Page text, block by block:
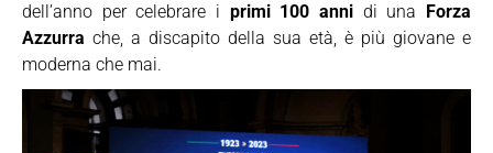
dell’anno per celebrare i primi 100 anni di una Forza
Azzurra che, a discapito della sua età, è più giovane e
moderna che mai.